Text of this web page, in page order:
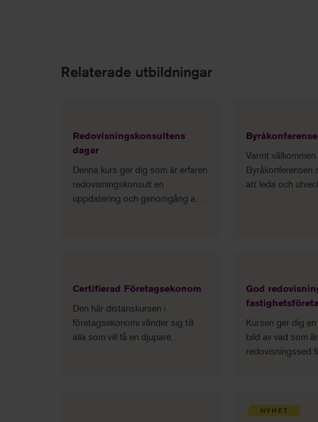
Relaterade utbildningar
Redovisningskonsultens
dagar
Denna kurs ger dig som är erfaren
redovisningskonsult en
uppdatering och genomgång av
Varmt välkommen
Byråkonferensen
att leda och
Certifierad Företagsekonom
Den här distanskursen i
företagsekonomi vänder sig till
alla som vill få en djupare
God
Kursen ger dig
bild av vad som
redovisningssed
beskriver vilka
NYHET